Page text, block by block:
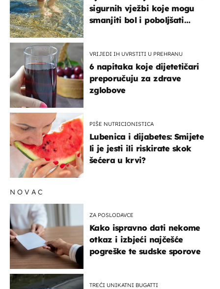
sigurnih vježbi koje mogu
smanjiti bol i poboljšati
VRIJEDI IH UVRSTITI U PREHRANU
6 napitaka koje dijetetičari
preporučuju za zdrave
zglobove
PIŠE NUTRICIONISTICA
Lubenica i dijabetes: Smijete
li je jesti ili riskirate skok
šećera u krvi?
NOVAC
ZA POSLODAVCE
Kako ispravno dati nekome
otkaz i izbjeći najčešće
pogreške te sudske sporove
TREĆI UNIKATNI BUGATTI